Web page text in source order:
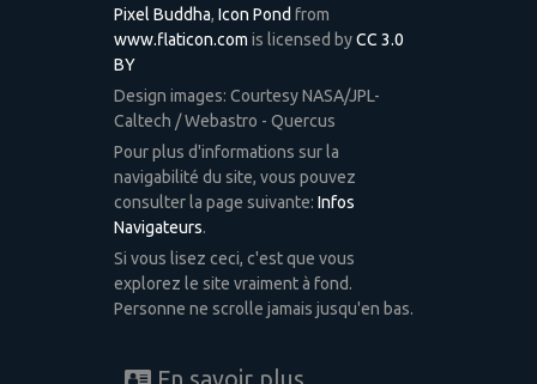
Pixel Buddha, Icon Pond from
www.flaticon.com is licensed byCC 3.0
BY
Design images: Courtesy NASA/JPL-
Caltech / Webastro - Quercus
Pour plus d'informations sur la
navigabilité du site, vous pouvez
consulter la page suivante: Infos
Navigateurs.
Si vous lisez ceci, c'est que vous
explorez le site vraiment à fond.
Personne ne scrolle jamais jusqu'en bas.